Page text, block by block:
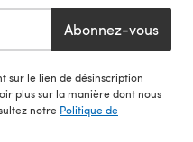
Abonnez-vous
sur le lien de désinscription
plus sur la manière dont nous
notre Politique de